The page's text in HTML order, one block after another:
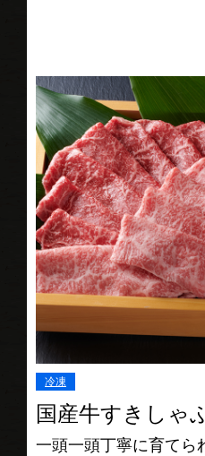
冷凍
国産牛すきしゃ
一頭一頭丁寧に育てら